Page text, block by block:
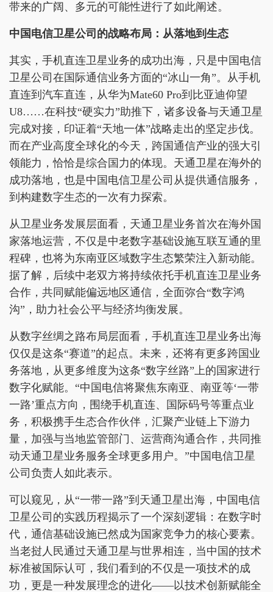
带来的广阔、多元的可能性进行了如此阐述。
中国电信卫星公司的战略布局：从落地到生态
其实，手机直连卫星业务的成功出海，只是中国电信
卫星公司在国际通信业务方面的“冰山一角”。从手机
直连到汽车直连，从华为Mate60 Pro到比亚迪仰望
U8……在科技“硬实力”助推下，诸多设备与天通卫星
完成对接，印证着“天地一体”战略走出的坚定步伐。
而在产业高度全球化的今天，跨国通信产业的强大引
领能力，恰恰是综合国力的体现。天通卫星在海外的
成功落地，也是中国电信卫星公司从提供通信服务，
到构建数字生态的一次有力探索。
从卫星业务发展层面看，天通卫星业务首次在海外国
家落地运营，不仅是中老数字基础设施互联互通的里
程碑，也将为东南亚区域数字生态繁荣注入新动能。
据了解，后续中老双方将持续依托手机直连卫星业务
合作，共同赋能偏远地区通信，全面弥合“数字鸿
沟”，助力社会公平与经济均衡发展。
从数字丝绸之路布局层面看，手机直连卫星业务出海
仅仅是这条“赛道”的起点。未来，还将有更多跨国业
务落地，从更多维度为这条“数字丝路”上的国家进行
数字化赋能。“中国电信将聚焦东南亚、南亚等‘一带
一路’重点方向，围绕手机直连、国际码号等重点业
务，积极携手生态合作伙伴，汇聚产业链上下游力
量，加强与当地监管部门、运营商沟通合作，共同推
动天通卫星业务服务全球更多用户。”中国电信卫星
公司负责人如此表示。
可以窥见，从“一带一路”到天通卫星出海，中国电信
卫星公司的实践历程揭示了一个深刻逻辑：在数字时
代，通信基础设施已然成为国家竞争力的核心要素。
当老挝人民通过天通卫星与世界相连，当中国的技术
标准被国际认可，我们看到的不仅是一项技术的成
功，更是一种发展理念的进化——以技术创新赋能全